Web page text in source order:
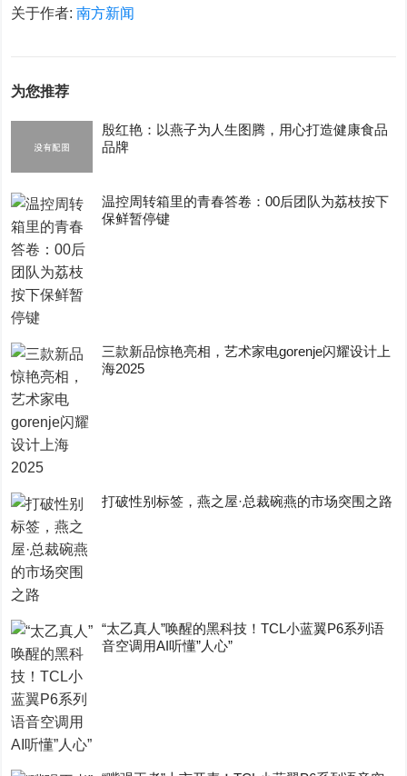
关于作者:南方新闻
为您推荐
殷红艳：以燕子为人生图腾，用心打造健康食品
品牌
温控周转箱里的青春答卷：00后团队为荔枝按下
保鲜暂停键
三款新品惊艳亮相，艺术家电gorenje闪耀设计上
海2025
打破性别标签，燕之屋·总裁碗燕的市场突围之路
“太乙真人”唤醒的黑科技！TCL小蓝翼P6系列语
音空调用AI听懂”人心”